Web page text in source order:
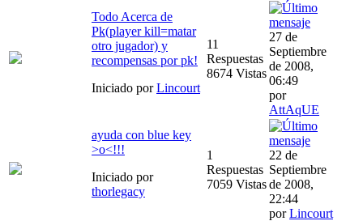
Todo Acerca de
Pk(player kill=matar
otro jugador) y
recompensas por pk!
Iniciado porLincourt
11
Respuestas
8674 Vistas
27 de
Septiembre
de 2008,
06:49
por
AttAqUE
ayuda con blue key
>o<!!!
Iniciado por
thorlegacy
1
Respuestas
7059 Vistas
22 de
Septiembre
de 2008,
22:44
porLincourt